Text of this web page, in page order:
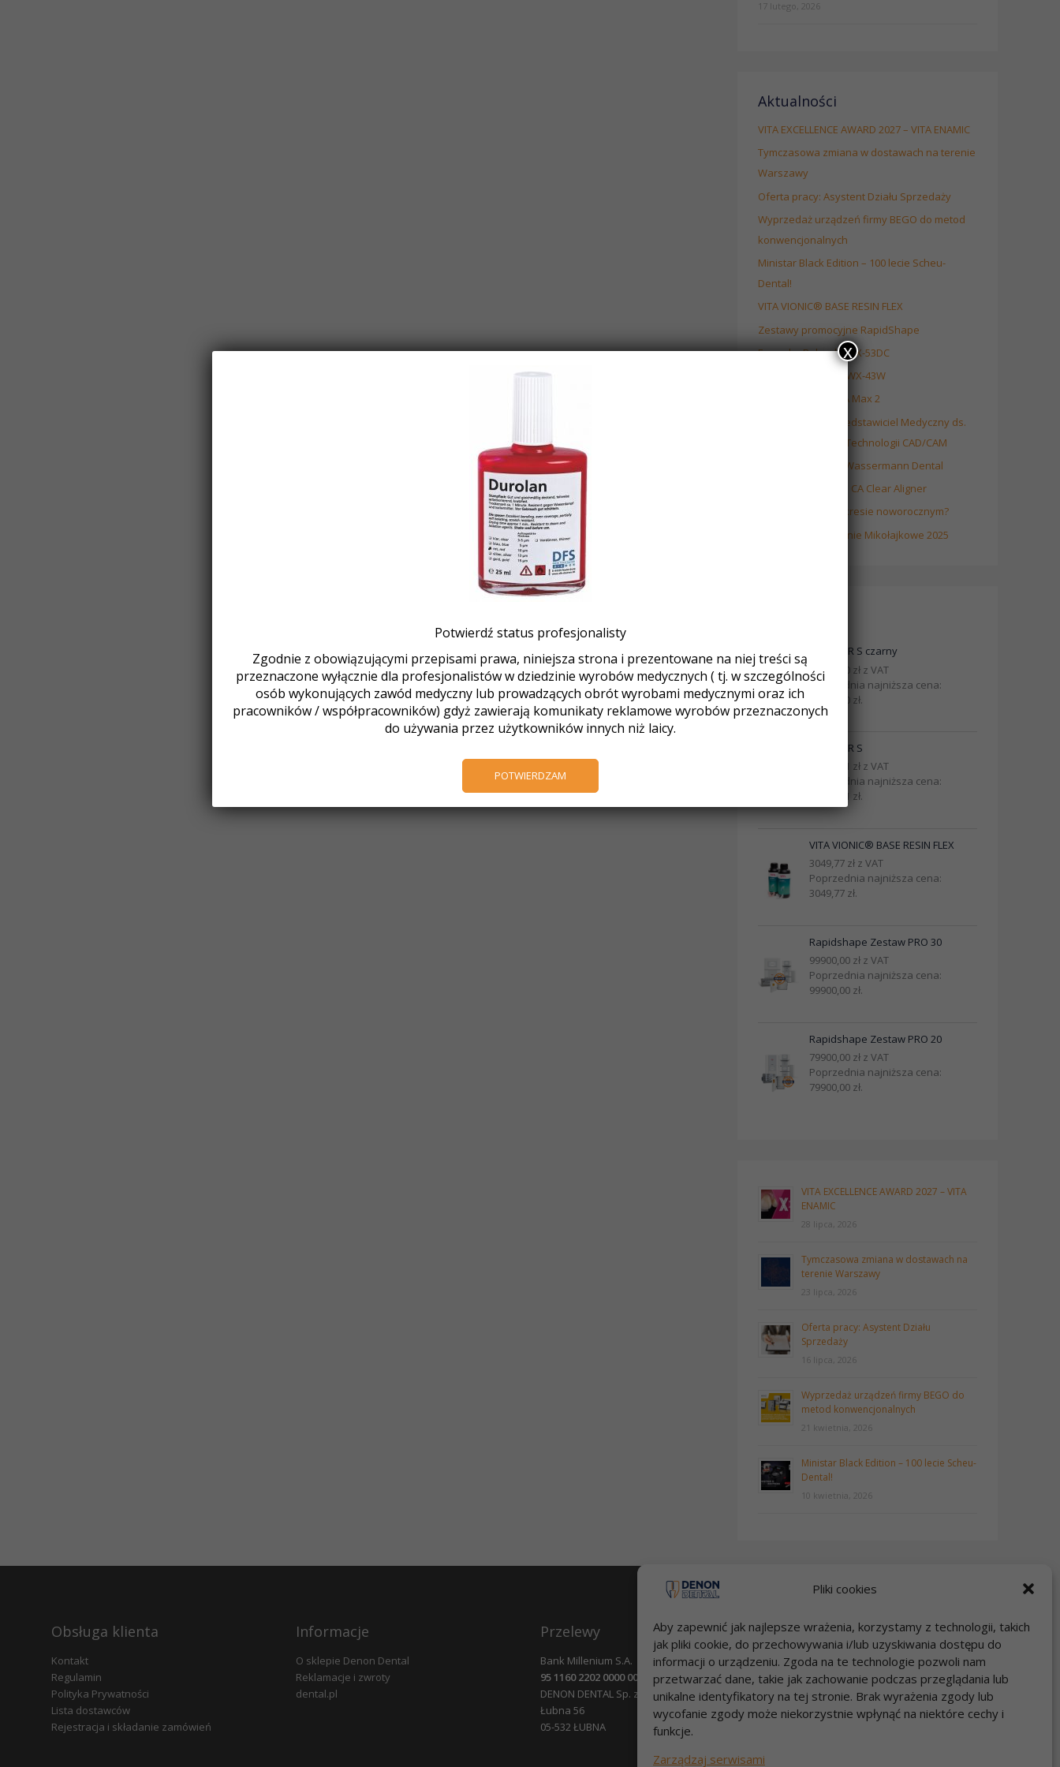
Pliki cookies
Aby zapewnić jak najlepsze wrażenia, korzystamy z technologii, takich
jak pliki cookie, do przechowywania i/lub uzyskiwania dostępu do
informacji o urządzeniu. Zgoda na te technologie pozwoli nam
przetwarzać dane, takie jak zachowanie podczas przeglądania lub
unikalne identyfikatory na tej stronie. Brak wyrażenia zgody lub
wycofanie zgody może niekorzystnie wpłynąć na niektóre cechy i
funkcje.
Zarządzaj serwisami
17 lutego, 2026
Aktualności
VITA EXCELLENCE AWARD 2027 – VITA ENAMIC
Tymczasowa zmiana w dostawach na terenie
Warszawy
Oferta pracy: Asystent Działu Sprzedaży
Wyprzedaż urządzeń firmy BEGO do metod
konwencjonalnych
Ministar Black Edition – 100 lecie Scheu-
Dental!
VITA VIONIC® BASE RESIN FLEX
Zestawy promocyjne RapidShape
Frezarka Roland DWX-53DC
Frezarka Roland DWX-43W
Drukarka 3D ASIGA Max 2
Oferta pracy – Przedstawiciel Medyczny ds.
Implantologii oraz Technologii CAD/CAM
Nowe urządzenia Wassermann Dental
Kursy certyfikujące CA Clear Aligner
Jak pracujemy w okresie noworocznym?
Fotorelacja Spotkanie Mikołajkowe 2025
MINISTAR S czarny
10900,00 złz VAT
Poprzednia najniższa cena:
10900,00 zł.
MINISTAR S
10200,01 złz VAT
Poprzednia najniższa cena:
10200,01 zł.
VITA VIONIC® BASE RESIN FLEX
3049,77 złz VAT
Poprzednia najniższa cena:
3049,77 zł.
Rapidshape Zestaw PRO 30
99900,00 złz VAT
Poprzednia najniższa cena:
99900,00 zł.
Rapidshape Zestaw PRO 20
79900,00 złz VAT
Poprzednia najniższa cena:
79900,00 zł.
VITA EXCELLENCE AWARD 2027 – VITA
ENAMIC
28 lipca, 2026
Tymczasowa zmiana w dostawach na
terenie Warszawy
23 lipca, 2026
Oferta pracy: Asystent Działu
Sprzedaży
16 lipca, 2026
Wyprzedaż urządzeń firmy BEGO do
metod konwencjonalnych
21 kwietnia, 2026
Ministar Black Edition – 100 lecie Scheu-
Dental!
10 kwietnia, 2026
Obsługa klienta
Kontakt
Regulamin
Polityka Prywatności
Lista dostawców
Rejestracja i składanie zamówień
Informacje
O sklepie Denon Dental
Reklamacje i zwroty
dental.pl
Przelewy
Bank Millenium S.A.
95 1160 2202 0000 0000 2812 4826
DENON DENTAL Sp. z o.o.
Łubna 56
05-532 ŁUBNA
Szybki kontakt
Zadzwoń 22 717 58 70
pon-pt godz.9:00-17:00
e-mail: info@dental.pl
Potwierdź status profesjonalisty
Zgodnie z obowiązującymi przepisami prawa, niniejsza strona i prezentowane na niej treści są
przeznaczone wyłącznie dla profesjonalistów w dziedzinie wyrobów medycznych ( tj. w szczególności
osób wykonujących zawód medyczny lub prowadzących obrót wyrobami medycznymi oraz ich
pracowników / współpracowników) gdyż zawierają komunikaty reklamowe wyrobów przeznaczonych
do używania przez użytkowników innych niż laicy.
POTWIERDZAM
x